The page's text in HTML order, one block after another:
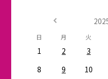
日 月 火
1 2 3
8
9 10